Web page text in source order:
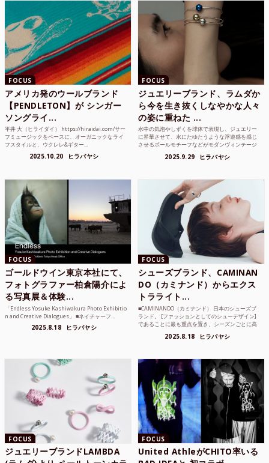
FOCUS
アメリカ発のウールブランド
【PENDLETON】が シンガー
ソングライ...
平井 大（ヒライダイ） https://hiraidai.com/サー
フミュージックをベースに、オーガニックなライ
フスタイルと、ウクレレ&ギター...
2025.10.20 ヒラバヤシ
FOCUS
ジュエリーブランド、ラムダか
ら今を生き抜くしなやかな人々
の姿に重ねた ...
水中の気泡やしずくを球体で表現し、ジュエリー
に昇華させて、水にたゆたうような浮遊感を感じ
させるボールモチーフなどがモダンヴィンテージ
2025.9.29 ヒラバヤシ
FOCUS
ゴールドウイン東京本社にて、
フォトグラファー柏倉陽介によ
る写真展＆体験...
「Endless Yosuke Kashiwakura Photo Exhibitio
n and Creative Dialogues」 ■ネイチャーフ...
2025.8.18 ヒラバヤシ
FOCUS
シューズブランド、CAMINAN
DO（カミナンド）からエクス
トラライト...
■CAMINANDO（カミナンド） 日本のシューズブ
ランド。 [ファッションとしてのシューデザイン]
であることに最も重点を置き、シーズンごとに高
2025.8.18 ヒラバヤシ
FOCUS
ジュエリーブランドLAMBDA
FOCUS
United AthleがCHITO率いる